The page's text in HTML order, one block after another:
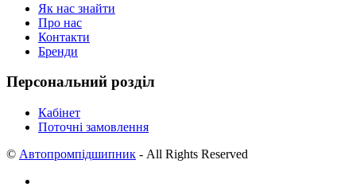
Як нас знайти
Про нас
Контакти
Бренди
Персональний розділ
Кабінет
Поточні замовлення
© Автопромпідшипник - All Rights Reserved